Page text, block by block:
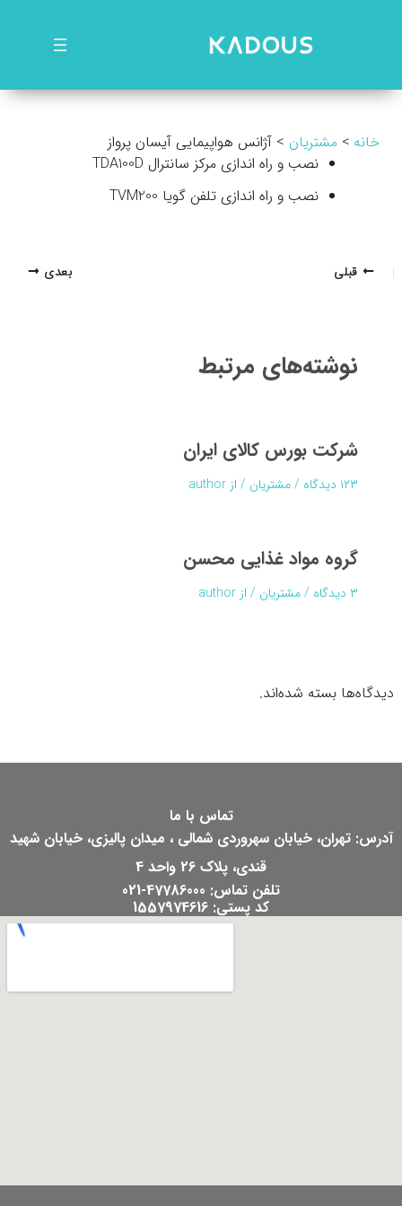
خانه مشتریان
آژانس هواپیمایی آیسان پرواز
نصب و راه اندازی مرکز سانترال TDA100D
نصب و راه اندازی تلفن گویا TVM200
پیمایشقبلی بعدی
نوشته‌های مرتبط
شرکت بورس کالای ایران
۱۲۳ دیدگاه /مشتریان / از author
گروه مواد غذایی محسن
۳ دیدگاه /مشتریان / از author
دیدگاه‌ها بسته شده‌اند.
تماس با ما
آدرس: تهران، خیابان سهروردی شمالی ، میدان پالیزی، خیابان شهید
قندی، پلاک 26 واحد 4
تلفن تماس: 47786000-021
کد پستی: 1557974616